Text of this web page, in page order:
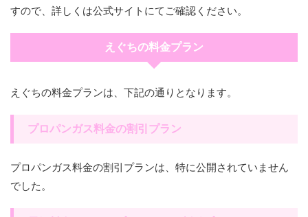
すので、詳しくは公式サイトにてご確認ください。
えぐちの料金プラン
えぐちの料金プランは、下記の通りとなります。
プロパンガス料金の割引プラン
プロパンガス料金の割引プランは、特に公開されていません
でした。